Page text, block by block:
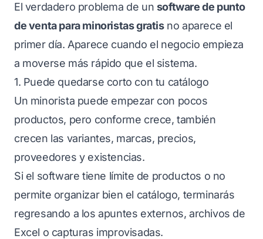
El verdadero problema de un software de punto
de venta para minoristas gratisno aparece el
primer día. Aparece cuando el negocio empieza
a moverse más rápido que el sistema.
1. Puede quedarse corto con tu catálogo
Un minorista puede empezar con pocos
productos, pero conforme crece, también
crecen las variantes, marcas, precios,
proveedores y existencias.
Si el software tiene límite de productos o no
permite organizar bien el catálogo, terminarás
regresando a los apuntes externos, archivos de
Excel o capturas improvisadas.